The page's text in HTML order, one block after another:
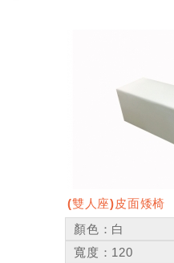
(雙人座)皮面矮椅
顏色：白
寬度：120